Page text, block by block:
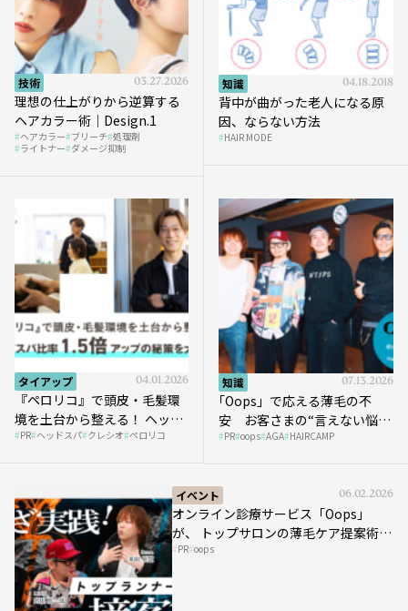
技術 03.27.2026
理想の仕上がりから逆算する
ヘアカラー術｜Design.1
ヘアカラー ブリーチ 処理剤
ライトナー ダメージ抑制
知識 04.18.2018
背中が曲がった老人になる原
因、ならない方法
HAIR MODE
タイアップ 04.01.2026
『ペロリコ』で頭皮・毛髪環
境を土台から整える！ ヘッド
スパ比率1.5倍アップの秘策を
PR ヘッドスパ クレシオ ペロリコ
知識 07.13.2026
｢Oops」で応える薄毛の不
安 お客さまの“言えない悩
み”にどう向き合う？ ＃01
PR oops AGA HAIRCAMP
イベント 06.02.2026
オンライン診療サービス「Oops」
が、 トップサロンの薄毛ケア提案術を
HAIRCAMPで公開！
PR oops